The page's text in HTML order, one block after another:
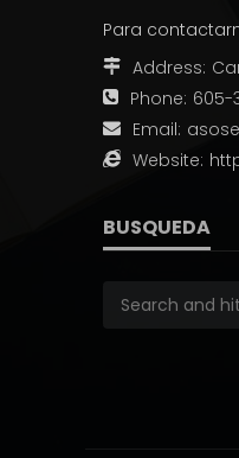
Para
Address:
Phone: 605-
Email:
Website:
BUSQUEDA